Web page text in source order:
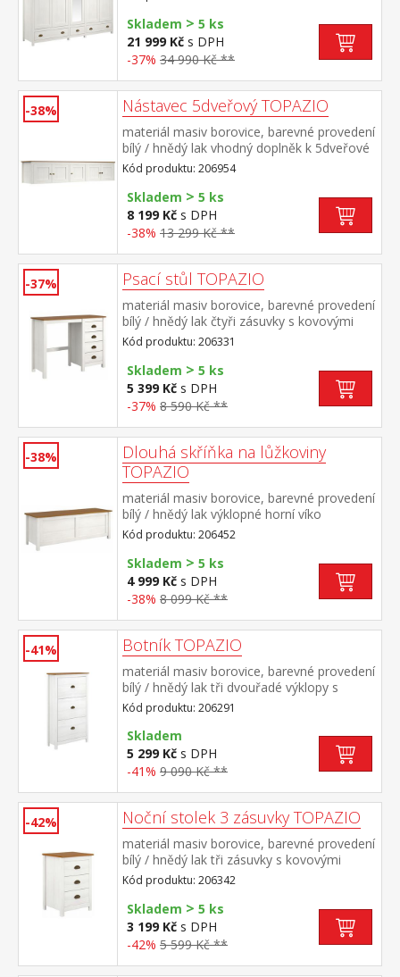
střední a pravé části 1 police a kovová šatní
tyč, na středních dveřích je zrcadlo vhodný
doplněk 5dveřový nástavec TOPAZIO
206954
Skladem > 5 ks
21 999 Kč s DPH
-37% 34 990 Kč **
-38% Nástavec 5dveřový TOPAZIO
materiál masiv borovice, barevné provedení
bílý / hnědý lak vhodný doplněk k 5dveřové
skříni TOPAZIO 206284
Kód produktu: 206954
Skladem > 5 ks
8 199 Kč s DPH
-38% 13 299 Kč **
-37% Psací stůl TOPAZIO
materiál masiv borovice, barevné provedení
bílý / hnědý lak čtyři zásuvky s kovovými
úchytkami a pojezdy
Kód produktu: 206331
Skladem > 5 ks
5 399 Kč s DPH
-37% 8 590 Kč **
-38%
Dlouhá skříňka na lůžkoviny
TOPAZIO
materiál masiv borovice, barevné provedení
bílý / hnědý lak výklopné horní víko
Kód produktu: 206452
Skladem > 5 ks
4 999 Kč s DPH
-38% 8 099 Kč **
-41% Botník TOPAZIO
materiál masiv borovice, barevné provedení
bílý / hnědý lak tři dvouřadé výklopy s
kovovými úchytkami
Kód produktu: 206291
Skladem
5 299 Kč s DPH
-41% 9 090 Kč **
-42% Noční stolek 3 zásuvky TOPAZIO
materiál masiv borovice, barevné provedení
bílý / hnědý lak tři zásuvky s kovovými
úchytkami a pojezdy
Kód produktu: 206342
Skladem > 5 ks
3 199 Kč s DPH
-42% 5 599 Kč **